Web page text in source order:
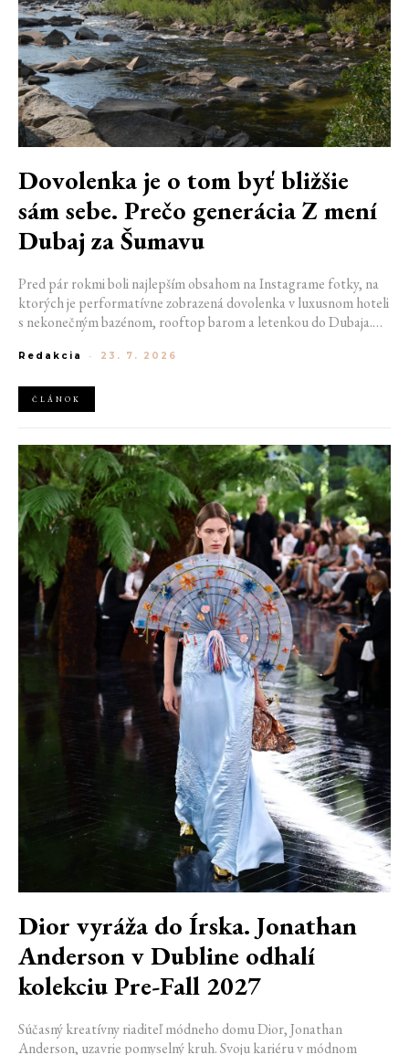
Dovolenka je o tom byť bližšie
sám sebe. Prečo generácia Z mení
Dubaj za Šumavu
Pred pár rokmi boli najlepším obsahom na Instagrame fotky, na
ktorých je performatívne zobrazená dovolenka v luxusnom hoteli
s nekonečným bazénom, rooftop barom a letenkou do Dubaja.
Jizerských horách. Ranné kúpanie v lome. Výlet vlakom na
kamarátmi pri ohni.
Redakcia - 23. 7. 2026
ČLÁNOK
Dior vyráža do Írska. Jonathan
Anderson v Dubline odhalí
kolekciu Pre-Fall 2027
Súčasný kreatívny riaditeľ módneho domu Dior, Jonathan
Anderson, uzavrie pomyselný kruh. Svoju kariéru v módnom